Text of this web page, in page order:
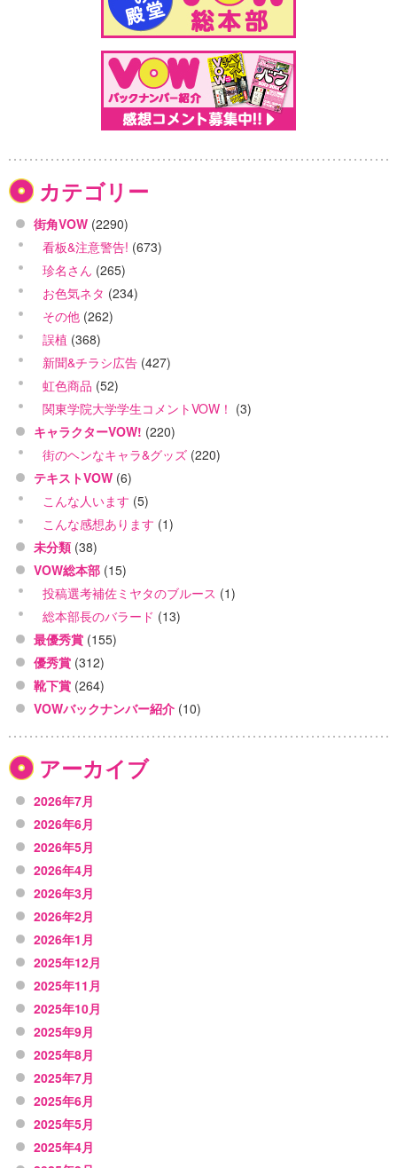
カテゴリー
街角VOW (2290)
看板&注意警告! (673)
珍名さん (265)
お色気ネタ (234)
その他 (262)
誤植 (368)
新聞&チラシ広告 (427)
虹色商品 (52)
関東学院大学学生コメントVOW！ (3)
キャラクターVOW! (220)
街のヘンなキャラ&グッズ (220)
テキストVOW (6)
こんな人います (5)
こんな感想あります (1)
未分類 (38)
VOW総本部 (15)
投稿選考補佐ミヤタのブルース (1)
総本部長のバラード (13)
最優秀賞 (155)
優秀賞 (312)
靴下賞 (264)
VOWバックナンバー紹介 (10)
アーカイブ
2026年7月
2026年6月
2026年5月
2026年4月
2026年3月
2026年2月
2026年1月
2025年12月
2025年11月
2025年10月
2025年9月
2025年8月
2025年7月
2025年6月
2025年5月
2025年4月